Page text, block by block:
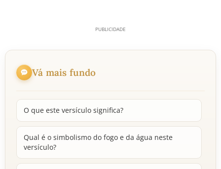
Vá mais fundo
O que este versículo significa?
Qual é o simbolismo do fogo e da água neste
versículo?